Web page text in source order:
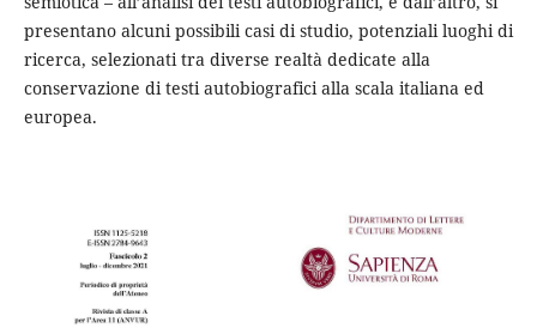
presentano alcuni possibili casi di studio, potenziali luoghi di
ricerca, selezionati tra diverse realtà dedicate alla
conservazione di testi autobiografici alla scala italiana ed
europea.